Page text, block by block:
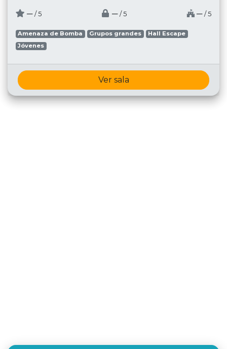
─ / 5 ─ / 5 ─ / 5
Amenaza de Bomba Grupos grandes
Hall Escape
Jóvenes
Ver sala